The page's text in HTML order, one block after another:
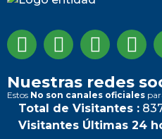
Nuestras redes
Estos No son canales oficiales
Total de Visitantes :
Visitantes Últimas 24